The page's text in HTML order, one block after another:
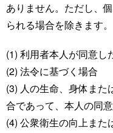
ありません。ただし、
られる場合を除きます。
(1) 利用者本人が同意し
(2) 法令に基づく場合
(3) 人の生命、身体また
合であって、本人の同
(4) 公衆衛生の向上また